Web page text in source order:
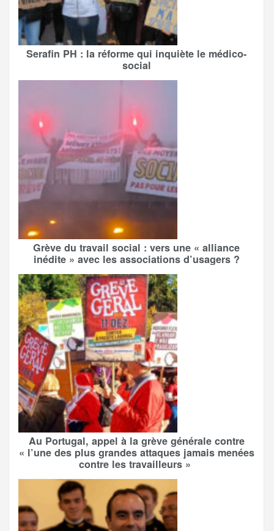
Serafin PH : la réforme qui inquiète le médico-
social
Grève du travail social : vers une « alliance
inédite » avec les associations d’usagers ?
Au Portugal, appel à la grève générale contre
« l’une des plus grandes attaques jamais menées
contre les travailleurs »